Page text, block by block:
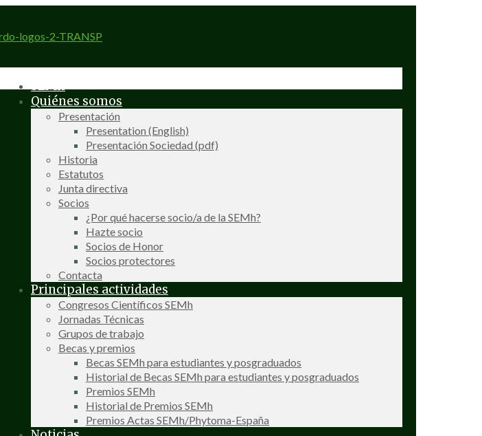
SEMh
Quiénes somos
Presentación
Presentation (English)
Presentación Sociedad (pdf)
Historia
Estatutos
Junta directiva
Socios
¿Por qué hacerse socio/a de la SEMh?
Hazte socio
Socios de Honor
Socios protectores
Contacta
Principales actividades
Congresos Científicos SEMh
Jornadas Técnicas
Grupos de trabajo
Becas y premios
Becas SEMh para estudiantes y posgraduados
Historial de Becas SEMh para estudiantes y posgraduados
Premios SEMh
Historial de Premios SEMh
Premios Actas SEMh/Phytoma-España